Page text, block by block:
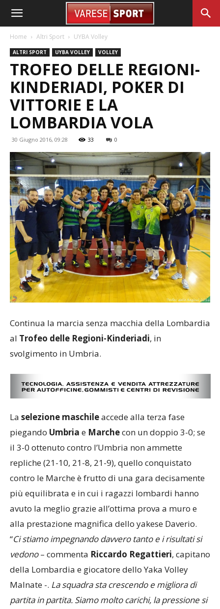
Home Altri Sport UYBA Volley
ALTRI SPORT UYBA VOLLEY VOLLEY
TROFEO DELLE REGIONI-
KINDERIADI, POKER DI
VITTORIE E LA
LOMBARDIA VOLA
30 Giugno 2016, 09:28 33 0
Continua la marcia senza macchia della Lombardia
al Trofeo delle Regioni-Kinderiadi, in
svolgimento in Umbria.
La selezione maschileaccede alla terza fase
piegando Umbria e Marchecon un doppio 3-0; se
il 3-0 ottenuto contro l’Umbria non ammette
repliche (21-10, 21-8, 21-9), quello conquistato
contro le Marche è frutto di una gara decisamente
più equilibrata e in cui i ragazzi lombardi hanno
avuto la meglio grazie all’ottima prova a muro e
alla prestazione magnifica dello yakese Daverio.
“Ci stiamo impegnando davvero tanto e i risultati si
vedono– commenta Riccardo Regattieri, capitano
della Lombardia e giocatore dello Yaka Volley
Malnate -. La squadra sta crescendo e migliora di
partita in partita. Siamo molto carichi, la pressione si